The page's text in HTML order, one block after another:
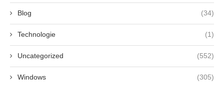
Blog (34)
Technologie (1)
Uncategorized (552)
Windows (305)